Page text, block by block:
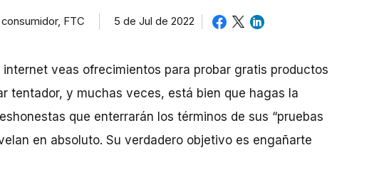
FTC 5 de Jul de 2022
veas ofrecimientos para probar gratis productos
tentador, y muchas veces, está bien que hagas la
que enterrarán los términos de sus “pruebas
en absoluto. Su verdadero objetivo es engañarte